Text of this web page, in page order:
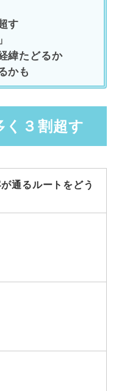
す
緯たどるか
かも
く３割超す
通るルートをどう